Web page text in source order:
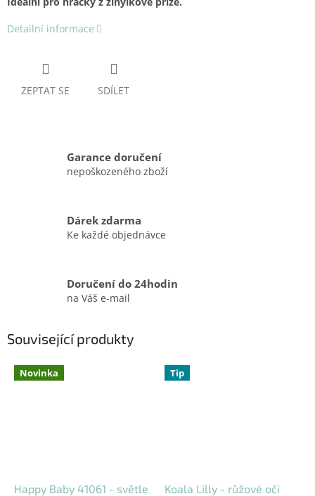
Detailní informace
ZEPTAT SE SDÍLET
Garance doručení
nepoškozeného zboží
Dárek zdarma
Ke každé objednávce
Doručení do 24hodin
na Váš e-mail
Související produkty
Novinka
Happy Baby 41061 - světle
Tip
Koala Lilly - růžové oči